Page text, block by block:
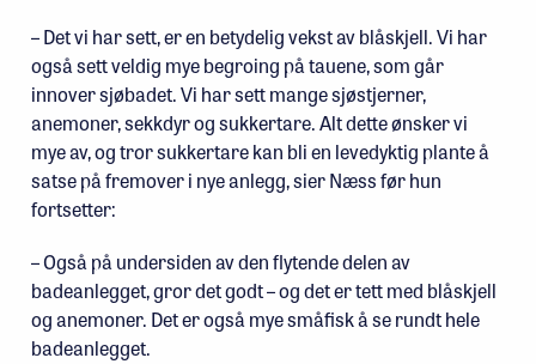
– Det vi har sett, er en betydelig vekst av blåskjell. Vi har
også sett veldig mye begroing på tauene, som går
innover sjøbadet. Vi har sett mange sjøstjerner,
anemoner, sekkdyr og sukkertare. Alt dette ønsker vi
mye av, og tror sukkertare kan bli en levedyktig plante å
satse på fremover i nye anlegg, sier Næss før hun
fortsetter:
– Også på undersiden av den flytende delen av
badeanlegget, gror det godt – og det er tett med blåskjell
og anemoner. Det er også mye småfisk å se rundt hele
badeanlegget.